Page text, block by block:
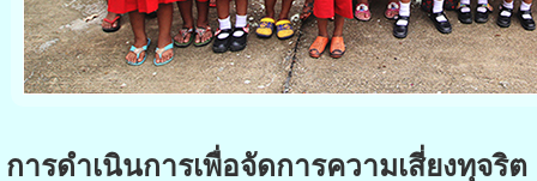
การดำเนินการเพื่อจัดการความเสี่ยงทุจริต